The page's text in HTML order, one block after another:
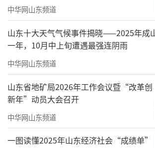
山东力明教育发展集团董
科技职业学院的创始人之一、
年近70岁。他精神矍铄，条理
中华网山东频道
山东十大天气气候事件揭晓——2025年成
一年，10月中上旬遭遇最强连阴雨
中华网山东频道
山东省地矿局2026年工作会议暨“改革创
新年”动员大会召开
中华网山东频道
一图读懂2025年山东经济社会“成绩单”